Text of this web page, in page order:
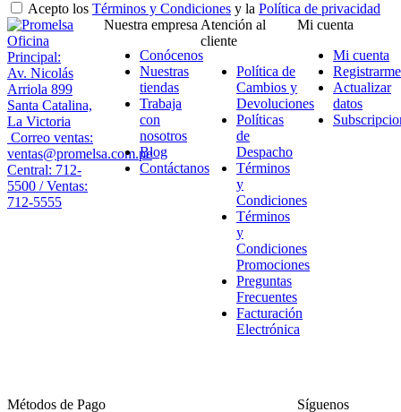
Acepto los Términos y Condiciones y la Política de privacidad
Oficina
Principal:
Av. Nicolás
Arriola 899
Santa Catalina,
La Victoria
Correo ventas:
ventas@promelsa.com.pe
Central: 712-
5500 / Ventas:
712-5555
Nuestra empresa
Conócenos
Nuestras
tiendas
Trabaja
con
nosotros
Blog
Contáctanos
Atención al
cliente
Política de
Cambios y
Devoluciones
Políticas
de
Despacho
Términos
y
Condiciones
Términos
y
Condiciones
Promociones
Preguntas
Frecuentes
Facturación
Electrónica
Mi cuenta
Mi cuenta
Registrarme
Actualizar
datos
Métodos de Pago Síguenos